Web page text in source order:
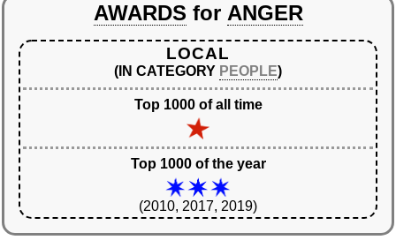
AWARDS for ANGER
LOCAL
(IN CATEGORY PEOPLE)
Top 1000 of all time
Top 1000 of the year
(2010, 2017, 2019)